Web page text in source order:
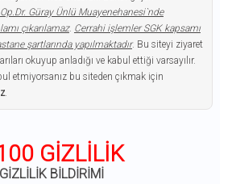
Op.Dr. Güray Ünlü Muayenehanesi`nde
çıkarılamaz. Cerrahi işlemler SGK kapsamı
şartlarında yapılmaktadır. Bu siteyi ziyaret
okuyup anladığı ve kabul ettiği varsayılır.
etmiyorsanız bu siteden çıkmak için
.
GİZLİLİK
GİZLİLİK BİLDİRİMİ